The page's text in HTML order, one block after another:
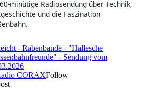
minütige Radiosendung über Technik,
und die Faszination